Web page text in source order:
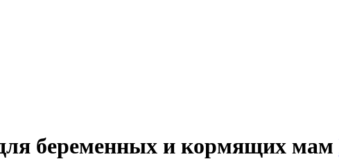
беременных и кормящих мам